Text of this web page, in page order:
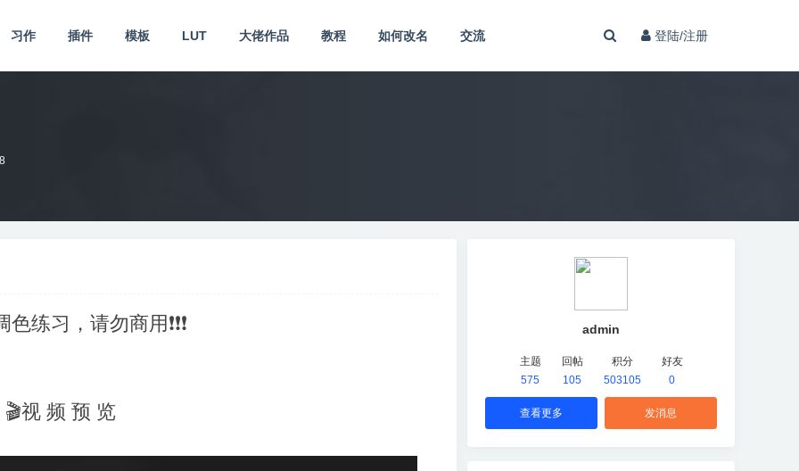
习作 插件 模板 LUT 大佬作品 教程 如何改名 交流 登陆/注册
调色练习，请勿商用❗❗❗
🎬视 频 预 览
admin
主题
575
回帖
105
积分
503105
好友
0
查看更多 发消息